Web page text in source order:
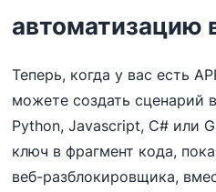
автоматизацию
Теперь, когда у вас есть
можете создать сценарий
Python, Javascript, C# или
ключ в фрагмент кода,
веб-разблокировщика,